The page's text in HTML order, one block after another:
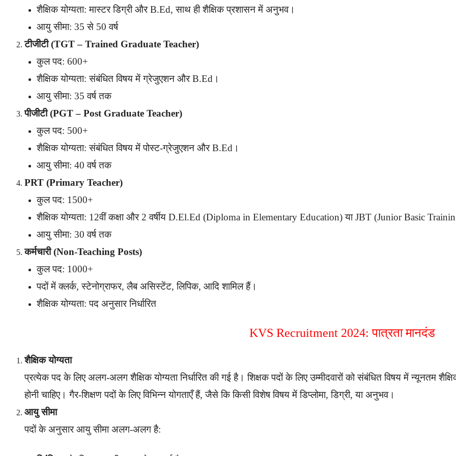
शैक्षिक योग्यता: मास्टर डिग्री और B.Ed, साथ ही शैक्षिक प्रशासन में अनुभव।
आयु सीमा: 35 से 50 वर्ष
टीजीटी (TGT – Trained Graduate Teacher)
कुल पद: 600+
शैक्षिक योग्यता: संबंधित विषय में ग्रेजुएशन और B.Ed।
आयु सीमा: 35 वर्ष तक
पीजीटी (PGT – Post Graduate Teacher)
कुल पद: 500+
शैक्षिक योग्यता: संबंधित विषय में पोस्ट-ग्रेजुएशन और B.Ed।
आयु सीमा: 40 वर्ष तक
PRT (Primary Teacher)
कुल पद: 1500+
शैक्षिक योग्यता: 12वीं कक्षा और 2 वर्षीय D.El.Ed (Diploma in Elementary Education) या JBT (Junior Basic
आयु सीमा: 30 वर्ष तक
कर्मचारी (Non-Teaching Posts)
कुल पद: 1000+
पदों में क्लर्क, स्टेनोग्राफर, लैब असिस्टेंट, लिपिक, आदि शामिल हैं।
शैक्षिक योग्यता: पद अनुसार निर्धारित
KVS Recruitment 2024: पात्रता मानदंड
शैक्षिक योग्यता
प्रत्येक पद के लिए अलग-अलग शैक्षिक योग्यता निर्धारित की गई है। शिक्षक पदों के लिए उम्मीदवारों को संबंधित विषय में
होनी चाहिए। गैर-शिक्षण पदों के लिए विभिन्न योगताएँ हैं, जैसे कि किसी विशेष विषय में डिप्लोमा, डिग्री, या अनुभव।
आयु सीमा
पदों के अनुसार आयु सीमा अलग-अलग है: